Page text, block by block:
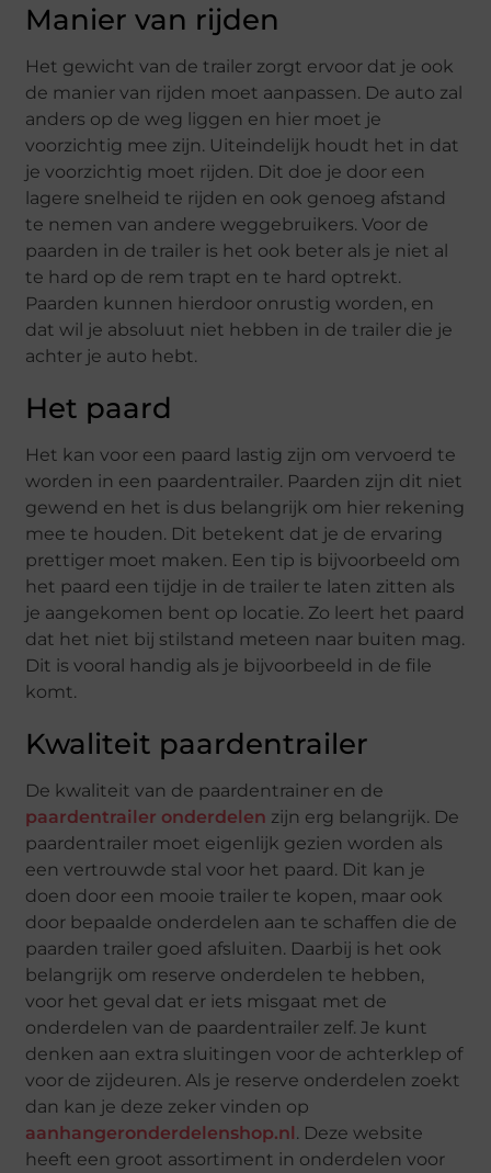
Manier van rijden
Het gewicht van de trailer zorgt ervoor dat je ook
de manier van rijden moet aanpassen. De auto zal
anders op de weg liggen en hier moet je
voorzichtig mee zijn. Uiteindelijk houdt het in dat
je voorzichtig moet rijden. Dit doe je door een
lagere snelheid te rijden en ook genoeg afstand
te nemen van andere weggebruikers. Voor de
paarden in de trailer is het ook beter als je niet al
te hard op de rem trapt en te hard optrekt.
Paarden kunnen hierdoor onrustig worden, en
dat wil je absoluut niet hebben in de trailer die je
achter je auto hebt.
Het paard
Het kan voor een paard lastig zijn om vervoerd te
worden in een paardentrailer. Paarden zijn dit niet
gewend en het is dus belangrijk om hier rekening
mee te houden. Dit betekent dat je de ervaring
prettiger moet maken. Een tip is bijvoorbeeld om
het paard een tijdje in de trailer te laten zitten als
je aangekomen bent op locatie. Zo leert het paard
dat het niet bij stilstand meteen naar buiten mag.
Dit is vooral handig als je bijvoorbeeld in de file
komt.
Kwaliteit paardentrailer
De kwaliteit van de paardentrainer en de
paardentrailer onderdelen zijn erg belangrijk. De
paardentrailer moet eigenlijk gezien worden als
een vertrouwde stal voor het paard. Dit kan je
doen door een mooie trailer te kopen, maar ook
door bepaalde onderdelen aan te schaffen die de
paarden trailer goed afsluiten. Daarbij is het ook
belangrijk om reserve onderdelen te hebben,
voor het geval dat er iets misgaat met de
onderdelen van de paardentrailer zelf. Je kunt
denken aan extra sluitingen voor de achterklep of
voor de zijdeuren. Als je reserve onderdelen zoekt
dan kan je deze zeker vinden op
aanhangeronderdelenshop.nl. Deze website
heeft een groot assortiment in onderdelen voor